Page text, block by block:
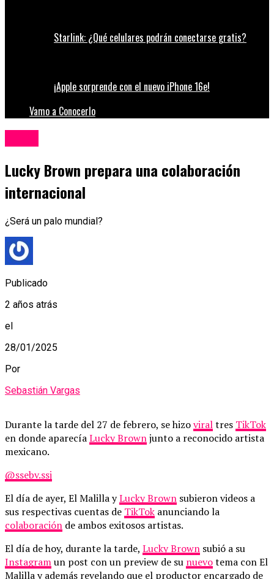
Starlink: ¿Qué celulares podrán conectarse gratis?
¡Apple sorprende con el nuevo iPhone 16e!
Vamo a Conocerlo
Lucky Brown prepara una colaboración
internacional
¿Será un palo mundial?
Publicado
2 años atrás
el
28/01/2025
Por
Sebastián Vargas
Durante la tarde del 27 de febrero, se hizoviraltres TikTok
en donde aparecíaLucky Brownjunto a reconocido artista
mexicano.
@ssebv.ssj
El día de ayer, El Malilla yLucky Brown subieron videos a
sus respectivas cuentas de TikTok anunciando la
colaboración de ambos exitosos artistas.
El día de hoy, durante la tarde, Lucky Brown subió a su
Instagramun post con un preview de su nuevotema con El
Malilla y además revelando que el productor encargado de